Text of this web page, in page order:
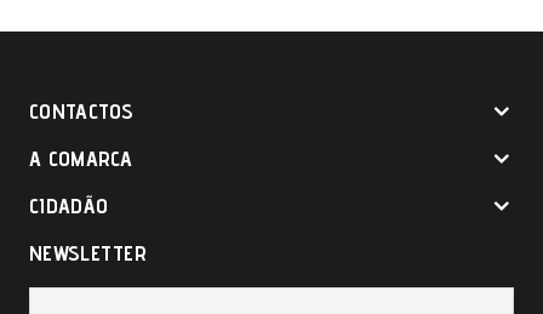
CONTACTOS
A COMARCA
CIDADÃO
NEWSLETTER